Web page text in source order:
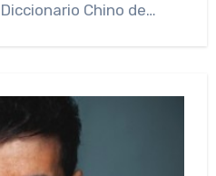
Chino de…